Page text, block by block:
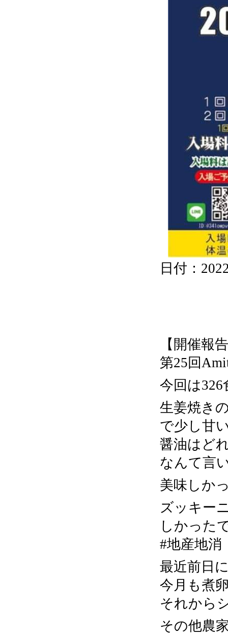
日付：
【開催報
第25回
今回は
生姜焼き
で少し甘
醤油はど
なんて言
美味しか
ズッキー
しかった
#地産地消
最近前日
今月も煮
それから
その他農